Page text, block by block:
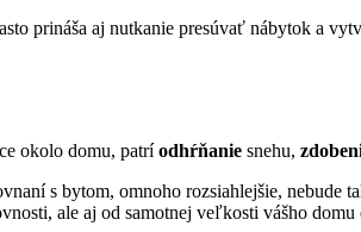
prináša aj nutkanie presúvať nábytok a
okolo domu, patríodhŕňanie snehu,
s bytom, omnoho rozsiahlejšie,
ale aj od samotnej veľkosti vášho